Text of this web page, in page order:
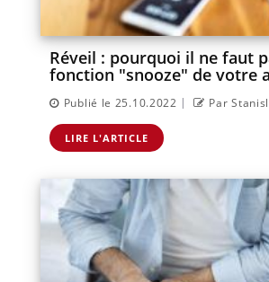
Réveil : pourquoi il ne faut
fonction "snooze" de votre
Publié le 25.10.2022 | Par
LIRE L'ARTICLE